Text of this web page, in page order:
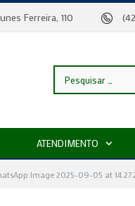
Ferreira, 110
Pesquisar
por:
ATENDIMENTO
Image 2025-09-05 at